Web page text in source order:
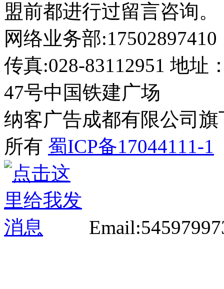
盟前都进行过留言咨询。
网络业务部
传真:028-83112951 地址
47号中国铁建广场
纳客广告成都有限公司旗
所有 蜀ICP备17044111-1